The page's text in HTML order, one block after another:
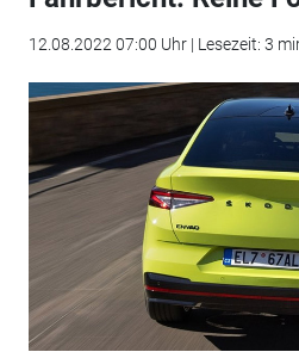
12.08.2022 07:00 Uhr | Lesezeit: 3